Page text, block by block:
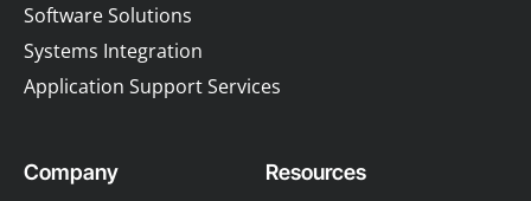
Software Solutions
Systems Integration
Application Support Services
Company Resources